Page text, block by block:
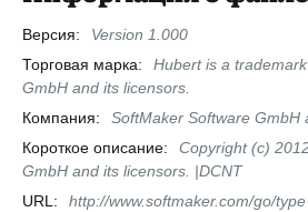
Версия:
Version 1.000
Торговая марка:
Hubert is a
GmbH and its licensors.
Компания:
SoftMaker Software GmbH
Короткое описание:
Copyright (c)
GmbH and its licensors. |DCNT
URL:
http://www.softmaker.com/go/type